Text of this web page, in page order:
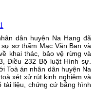
dân huyện Na Hang đã
sơ thẩm Mạc Văn Ban và
khai thác, bảo vệ rừng và
Điều 232 Bộ luật Hình sự.
Toà án nhân dân huyện Na
xét xử rút kinh nghiệm và
tài liệu, chứng cứ bằng hình